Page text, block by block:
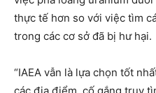
thực tế hơn so với việc tìm
trong các cơ sở đã bị hư hại.
“IAEA vẫn là lựa chọn tốt